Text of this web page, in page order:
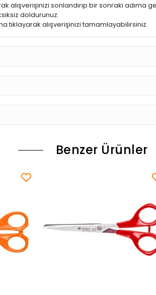
alışverişinizi sonlandırıp bir sonraki adıma
doldurunuz.
tıklayarak alışverişinizi tamamlayabilirsiniz.
Benzer Ürünler